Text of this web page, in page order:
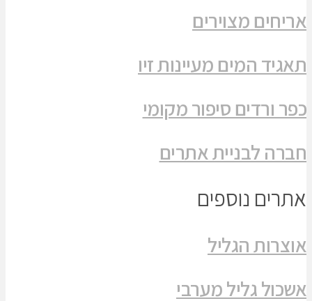
אריחים מצוירים
תאגיד המים מעיינות זיו
כפר ורדים סיפור מקומי
חברה לבניית אתרים
אתרים נוספים
אוצרות הגליל
אשכול גליל מערבי